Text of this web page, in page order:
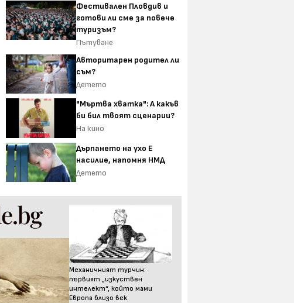
Фестивален Пловдив и
готови ли сме за повече
туризъм?
Пътуване
Авторитарен родител ли
съм?
Детето
"Мъртва хватка": А какъв
би бил твоят сценарии?
На кино
Дърпането на ухо Е
насилие, напомня НМД
Детето
Механичният турчин:
първият „изкуствен
интелект“, който мами
Европа близо век